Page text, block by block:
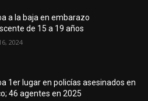
a la baja en embarazo
de 15 a 19 años
2024
1er lugar en policías asesinados en
46 agentes en 2025